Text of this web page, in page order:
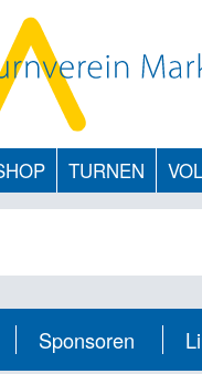
TURNEN
Sponsoren